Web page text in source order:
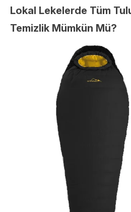
Lokal Lekelerde Tüm
Temizlik Mümkün Mü?